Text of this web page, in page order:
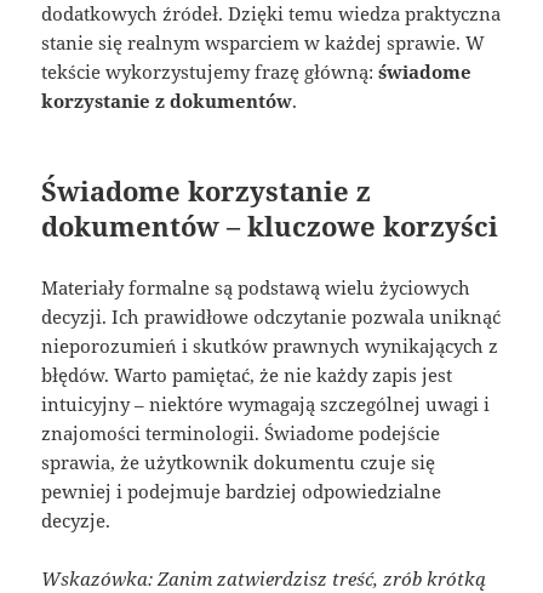
dodatkowych źródeł. Dzięki temu wiedza praktyczna
stanie się realnym wsparciem w każdej sprawie. W
tekście wykorzystujemy frazę główną:świadome
korzystanie z dokumentów.
Świadome korzystanie z
dokumentów – kluczowe korzyści
Materiały formalne są podstawą wielu życiowych
decyzji. Ich prawidłowe odczytanie pozwala uniknąć
nieporozumień i skutków prawnych wynikających z
błędów. Warto pamiętać, że nie każdy zapis jest
intuicyjny – niektóre wymagają szczególnej uwagi i
znajomości terminologii. Świadome podejście
sprawia, że użytkownik dokumentu czuje się
pewniej i podejmuje bardziej odpowiedzialne
decyzje.
Wskazówka: Zanim zatwierdzisz treść, zrób krótką